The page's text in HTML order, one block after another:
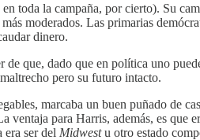
toda la campaña, por cierto). Su
moderados. Las primarias
dinero.
que, dado que en política uno
pero su futuro intacto.
marcaba un buen puñado de
para Harris, además, es que
ser del Midwestu otro estado